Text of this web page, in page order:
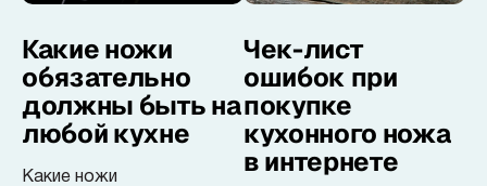
Какие ножи
обязательно
должны быть на
любой кухне
Какие ножи
Чек-лист
ошибок при
покупке
кухонного ножа
в интернете